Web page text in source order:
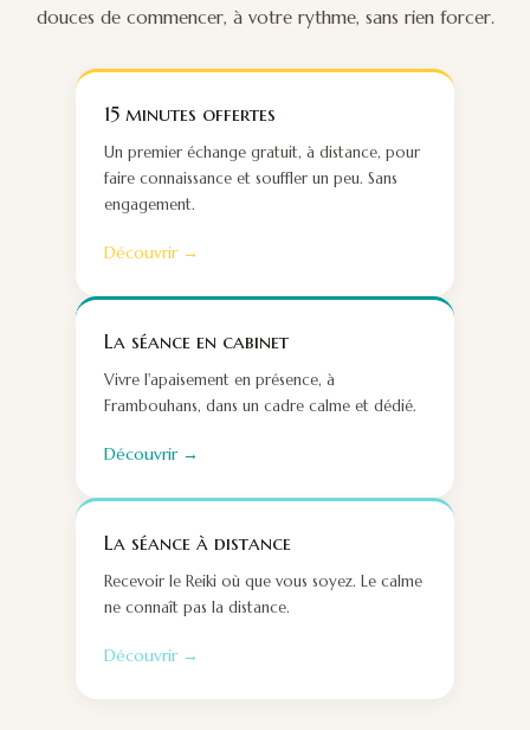
douces de commencer, à votre rythme, sans rien forcer.
15 minutes offertes
Un premier échange gratuit, à distance, pour
faire connaissance et souffler un peu. Sans
engagement.
Découvrir →
La séance en cabinet
Vivre l'apaisement en présence, à
Frambouhans, dans un cadre calme et dédié.
Découvrir →
La séance à distance
Recevoir le Reiki où que vous soyez. Le calme
ne connaît pas la distance.
Découvrir →